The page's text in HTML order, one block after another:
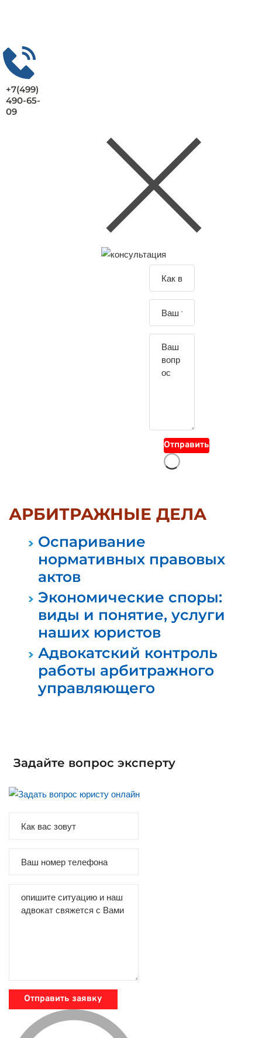
+7(499)
490-65-
09
Отправить
АРБИТРАЖНЫЕ ДЕЛА
Оспаривание
нормативных правовых
актов
Экономические споры:
виды и понятие, услуги
наших юристов
Адвокатский контроль
работы арбитражного
управляющего
Задайте вопрос эксперту
Отправить заявку